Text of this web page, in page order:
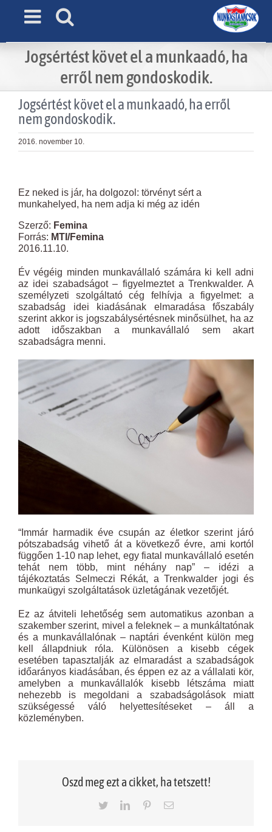
Jogsértést követ el a munkaadó, ha
erről nem gondoskodik.
Jogsértést követ el a munkaadó, ha erről
nem gondoskodik.
2016. november 10.
Image
Ez neked is jár, ha dolgozol: törvényt sért a
munkahelyed, ha nem adja ki még az idén
Szerző: Femina
Forrás: MTI/Femina
2016.11.10.
Év végéig minden munkavállaló számára ki kell adni
az idei szabadságot – figyelmeztet a Trenkwalder. A
személyzeti szolgáltató cég felhívja a figyelmet: a
szabadság idei kiadásának elmaradása főszabály
szerint akkor is jogszabálysértésnek minősülhet, ha az
adott időszakban a munkavállaló sem akart
szabadságra menni.
“Immár harmadik éve csupán az életkor szerint járó
pótszabadság vihető át a következő évre, ami kortól
függően 1-10 nap lehet, egy fiatal munkavállaló esetén
tehát nem több, mint néhány nap” – idézi a
tájékoztatás Selmeczi Rékát, a Trenkwalder jogi és
munkaügyi szolgáltatások üzletágának vezetőjét.
Ez az átviteli lehetőség sem automatikus azonban a
szakember szerint, mivel a feleknek – a munkáltatónak
és a munkavállalónak – naptári évenként külön meg
kell állapdniuk róla. Különösen a kisebb cégek
esetében tapasztalják az elmaradást a szabadságok
időarányos kiadásában, és éppen ez az a vállalati kör,
amelyben a munkavállalók kisebb létszáma miatt
nehezebb is megoldani a szabadságolások miatt
szükségessé váló helyettesítéseket – áll a
közleményben.
Oszd meg ezt a cikket, ha tetszett!
TwitterLinkedInPinterestEmail